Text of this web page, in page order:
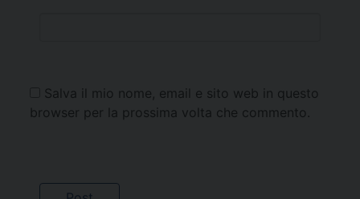
Salva il mio nome, email e sito web in questo
browser per la prossima volta che commento.